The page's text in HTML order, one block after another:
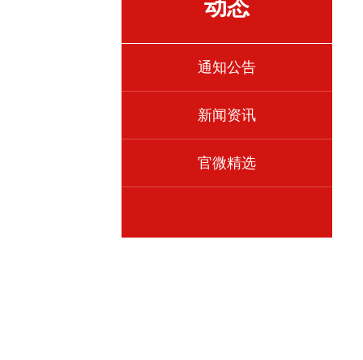
动态
通知公告
新闻资讯
官微精选